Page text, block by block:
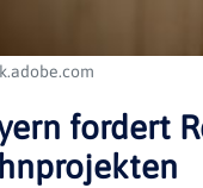
fordert